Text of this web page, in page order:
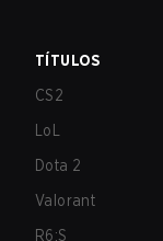
TÍTULOS
CS2
LoL
Dota 2
Valorant
R6:S